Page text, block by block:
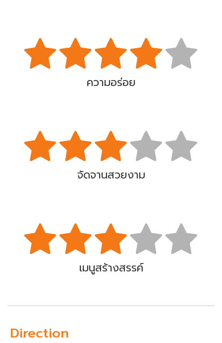
ความอร่อย
จัดจานสวยงาม
เมนูสร้างสรรค์
Direction